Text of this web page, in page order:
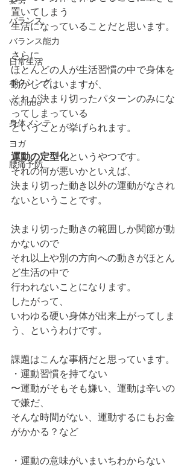
バランス
バランス能力
日常生活
ボクシング
YouTube
身体メンテ
ヨガ
腰痛予防
置いてしまう
生活になっていることだと思います。
さらに、
ほとんどの人が生活習慣の中で身体を
動かしてはいますが、
それが決まり切ったパターンのみにな
ってしまっている
ということが挙げられます。
運動の定型化というやつです。
それの何が悪いかといえば、
決まり切った動き以外の運動がなされ
ないということです。
決まり切った動きの範囲しか関節が動
かないので
それ以上や別の方向への動きがほとん
ど生活の中で
行われないことになります。
したがって、
いわゆる硬い身体が出来上がってしま
う、というわけです。
課題はこんな事柄だと思っています。
・運動習慣を持てない
〜運動がそもそも嫌い、運動は辛いの
で嫌だ、
そんな時間がない、運動するにもお金
がかかる？など
・運動の意味がいまいちわからない